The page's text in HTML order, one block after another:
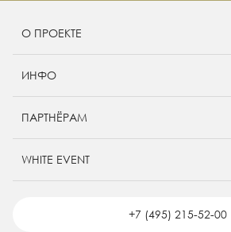
О ПРОЕКТЕ
ИНФО
ПАРТНЁРАМ
WHITE EVENT
+7 (495) 215-52-00